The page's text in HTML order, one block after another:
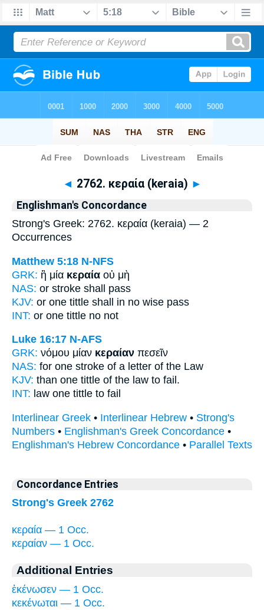
Bible>Strong's > Greek
◄ 2762. κεραία (keraia) ►
Englishman's Concordance
Strong's Greek: 2762. κεραία (keraia) — 2
Occurrences
Matthew 5:18 N-NFS
GRK: ἢ μία κεραία οὐ μὴ
NAS: or stroke shall pass
KJV: or one tittle shall in no wise pass
INT: or one tittle no not
Luke 16:17 N-AFS
GRK: νόμου μίαν κεραίαν πεσεῖν
NAS: for one stroke of a letter of the Law
KJV: than one tittle of the law to fail.
INT: law one tittle to fail
Interlinear Greek • Interlinear Hebrew • Strong's
Numbers • Englishman's Greek Concordance •
Englishman's Hebrew Concordance • Parallel Texts
Concordance Entries
Strong's Greek 2762
κεραία — 1 Occ.
κεραίαν — 1 Occ.
Additional Entries
ἐκένωσεν — 1 Occ.
κεκένωται — 1 Occ.